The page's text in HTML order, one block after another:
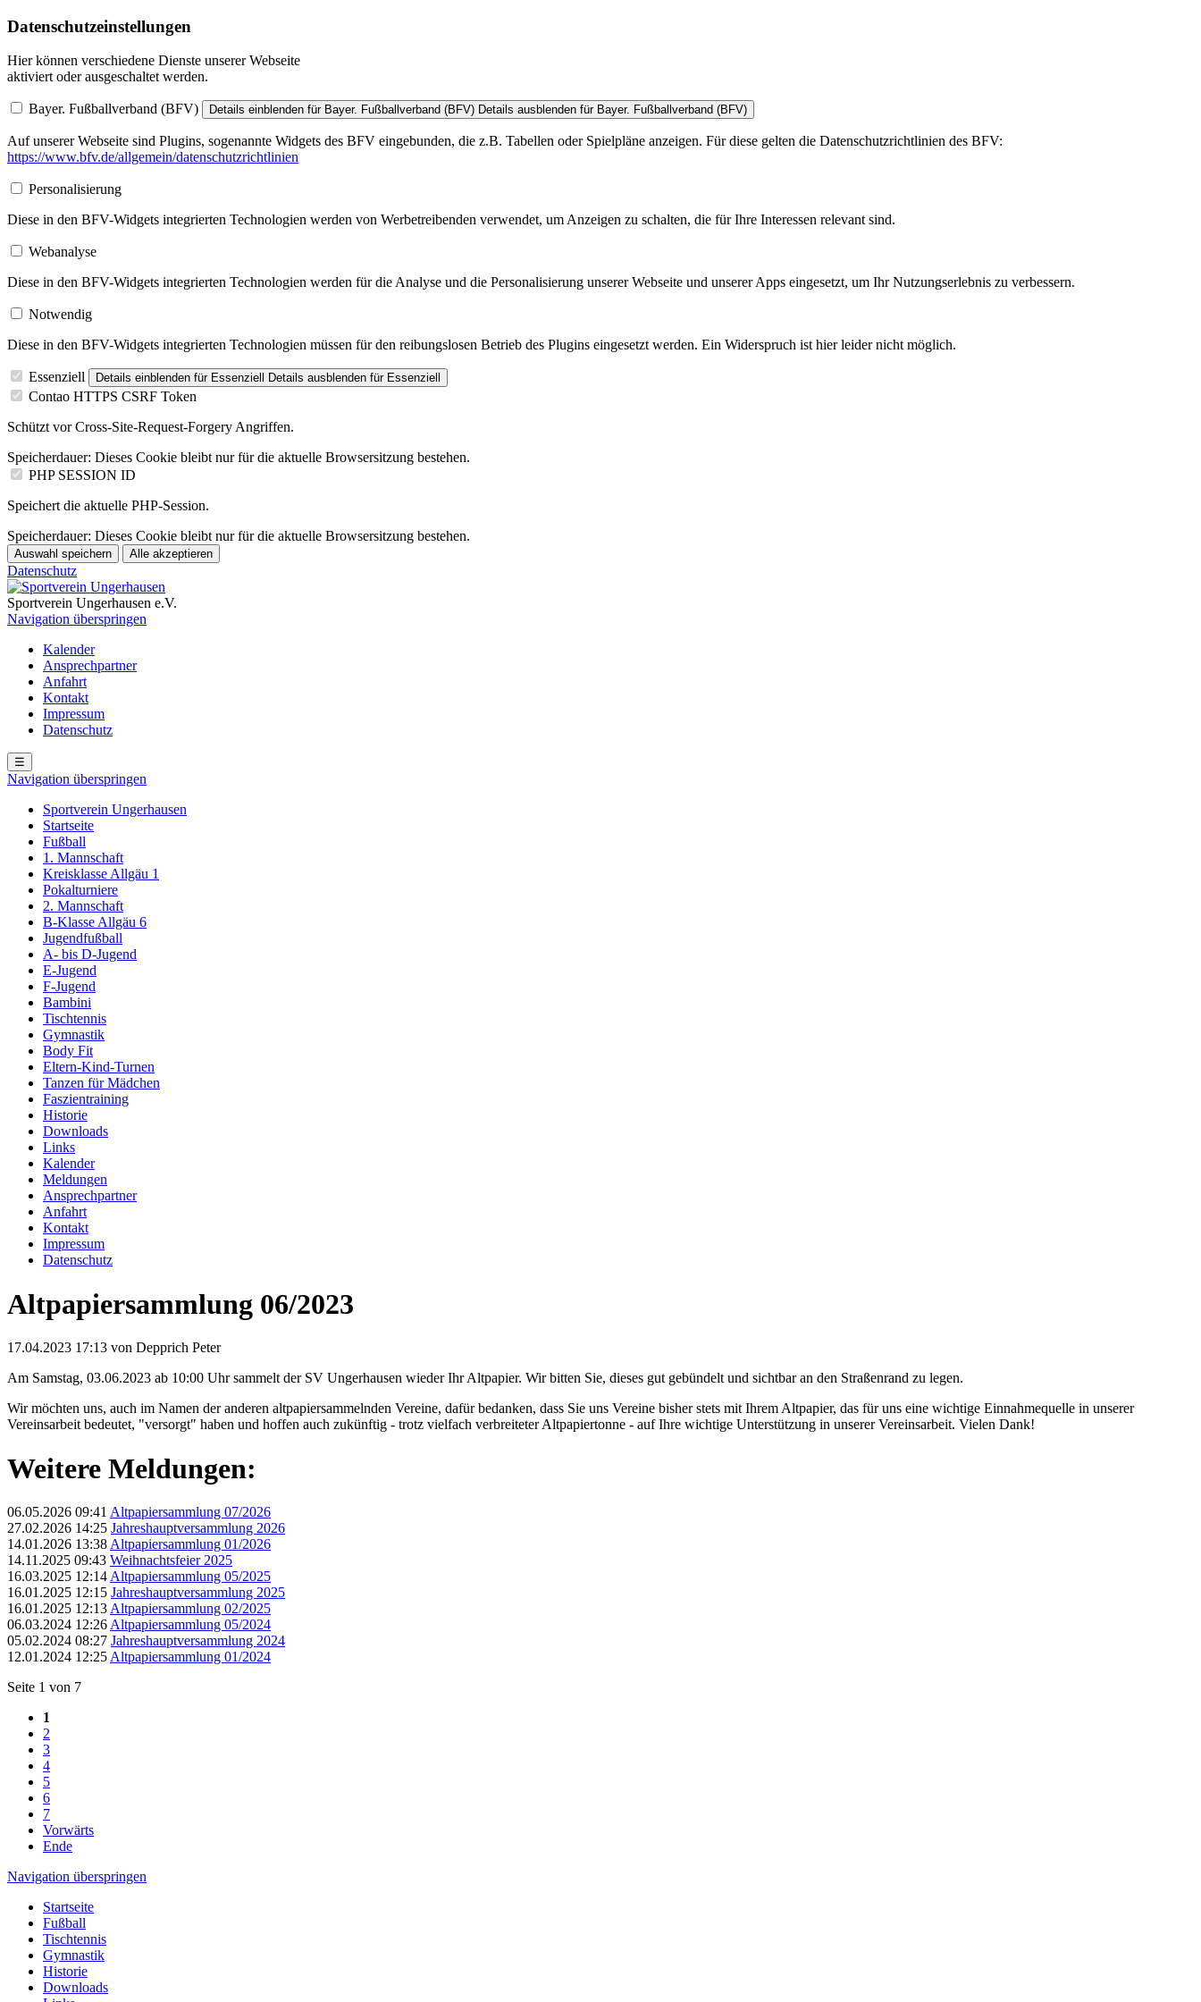
Datenschutzeinstellungen
Hier können verschiedene Dienste unserer Webseite
aktiviert oder ausgeschaltet werden.
Bayer. Fußballverband (BFV) Details einblenden für Bayer. Fußballverband (BFV) Details ausblenden für Bayer. Fußballverband (BFV)
Auf unserer Webseite sind Plugins, sogenannte Widgets des BFV eingebunden, die z.B. Tabellen oder Spielpläne anzeigen. Für diese gelten die Datenschutzrichtlinien des BFV:
https://www.bfv.de/allgemein/datenschutzrichtlinien
Personalisierung
Diese in den BFV-Widgets integrierten Technologien werden von Werbetreibenden verwendet, um Anzeigen zu schalten, die für Ihre Interessen relevant sind.
Webanalyse
Diese in den BFV-Widgets integrierten Technologien werden für die Analyse und die Personalisierung unserer Webseite und unserer Apps eingesetzt, um Ihr Nutzungserlebnis zu verbessern.
Notwendig
Diese in den BFV-Widgets integrierten Technologien müssen für den reibungslosen Betrieb des Plugins eingesetzt werden. Ein Widerspruch ist hier leider nicht möglich.
Essenziell Details einblenden für Essenziell Details ausblenden für Essenziell
Contao HTTPS CSRF Token
Schützt vor Cross-Site-Request-Forgery Angriffen.
Speicherdauer: Dieses Cookie bleibt nur für die aktuelle Browsersitzung bestehen.
PHP SESSION ID
Speichert die aktuelle PHP-Session.
Speicherdauer: Dieses Cookie bleibt nur für die aktuelle Browsersitzung bestehen.
Auswahl speichern Alle akzeptieren
Datenschutz
Sportverein Ungerhausen e.V.
Navigation überspringen
Kalender
Ansprechpartner
Anfahrt
Kontakt
Impressum
Datenschutz
☰
Navigation überspringen
Sportverein Ungerhausen
Startseite
Fußball
1. Mannschaft
Kreisklasse Allgäu 1
Pokalturniere
2. Mannschaft
B-Klasse Allgäu 6
Jugendfußball
A- bis D-Jugend
E-Jugend
F-Jugend
Bambini
Tischtennis
Gymnastik
Body Fit
Eltern-Kind-Turnen
Tanzen für Mädchen
Faszientraining
Historie
Downloads
Links
Kalender
Meldungen
Ansprechpartner
Anfahrt
Kontakt
Impressum
Datenschutz
Altpapiersammlung 06/2023
17.04.2023 17:13 von Depprich Peter
Am Samstag, 03.06.2023 ab 10:00 Uhr sammelt der SV Ungerhausen wieder Ihr Altpapier. Wir bitten Sie, dieses gut gebündelt und sichtbar an den Straßenrand zu legen.
Wir möchten uns, auch im Namen der anderen altpapiersammelnden Vereine, dafür bedanken, dass Sie uns Vereine bisher stets mit Ihrem Altpapier, das für uns eine wichtige Einnahmequelle in unserer
Vereinsarbeit bedeutet, "versorgt" haben und hoffen auch zukünftig - trotz vielfach verbreiteter Altpapiertonne - auf Ihre wichtige Unterstützung in unserer Vereinsarbeit. Vielen Dank!
Weitere Meldungen:
06.05.2026 09:41 Altpapiersammlung 07/2026
27.02.2026 14:25 Jahreshauptversammlung 2026
14.01.2026 13:38 Altpapiersammlung 01/2026
14.11.2025 09:43 Weihnachtsfeier 2025
16.03.2025 12:14 Altpapiersammlung 05/2025
16.01.2025 12:15 Jahreshauptversammlung 2025
16.01.2025 12:13 Altpapiersammlung 02/2025
06.03.2024 12:26 Altpapiersammlung 05/2024
05.02.2024 08:27 Jahreshauptversammlung 2024
12.01.2024 12:25 Altpapiersammlung 01/2024
Seite 1 von 7
1
2
3
4
5
6
7
Vorwärts
Ende
Navigation überspringen
Startseite
Fußball
Tischtennis
Gymnastik
Historie
Downloads